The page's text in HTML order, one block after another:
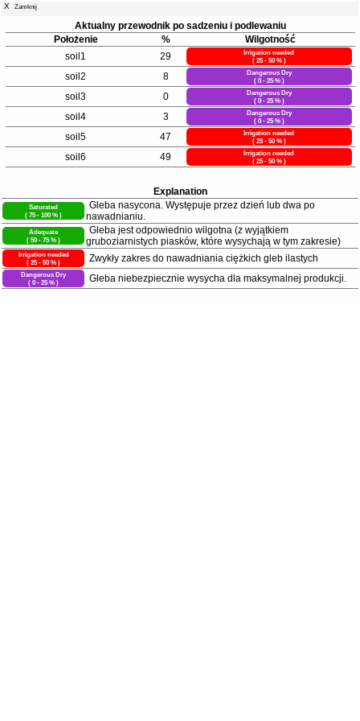
X Zamknij
Aktualny przewodnik po sadzeniu i podlewaniu
Położenie
%
Wilgotność
soil1
29
Irrigation needed
( 25 - 50 % )
soil2 8
Dangerous Dry
( 0 - 25 % )
soil3 0
Dangerous Dry
( 0 - 25 % )
soil4 3
Dangerous Dry
( 0 - 25 % )
soil5 47
Irrigation needed
( 25 - 50 % )
soil6 49
Irrigation needed
( 25 - 50 % )
Explanation
Saturated
( 75 - 100 % )
Gleba nasycona. Występuje przez dzień lub dwa po
nawadnianiu.
Adequate
( 50 - 75 % )
Gleba jest odpowiednio wilgotna (z wyjątkiem
gruboziarnistych piasków, które wysychają w tym zakresie)
Irrigation needed
( 25 - 50 % )
Zwykły zakres do nawadniania ciężkich gleb ilastych
Dangerous Dry
( 0 - 25 % )
Gleba niebezpiecznie wysycha dla maksymalnej produkcji.